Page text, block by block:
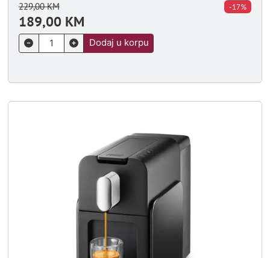
229,00KM
189,00 KM
-17%
Dodaj u korpu